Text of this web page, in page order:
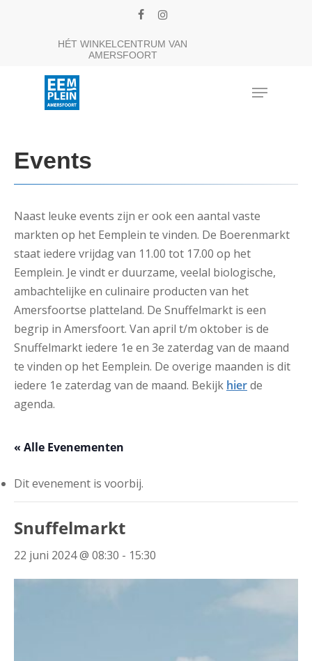
facebookinstagram
HÉT WINKELCENTRUM VAN
AMERSFOORT
Menu
Events
Naast leuke events zijn er ook een aantal vaste
markten op het Eemplein te vinden. De Boerenmarkt
staat iedere vrijdag van 11.00 tot 17.00 op het
Eemplein. Je vindt er duurzame, veelal biologische,
ambachtelijke en culinaire producten van het
Amersfoortse platteland. De Snuffelmarkt is een
begrip in Amersfoort. Van april t/m oktober is de
Snuffelmarkt iedere 1e en 3e zaterdag van de maand
te vinden op het Eemplein. De overige maanden is dit
iedere 1e zaterdag van de maand. Bekijk hierde
agenda.
« Alle Evenementen
Dit evenement is voorbij.
Snuffelmarkt
22 juni 2024 @ 08:30 - 15:30